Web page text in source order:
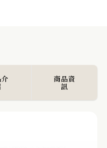
商品資
訊